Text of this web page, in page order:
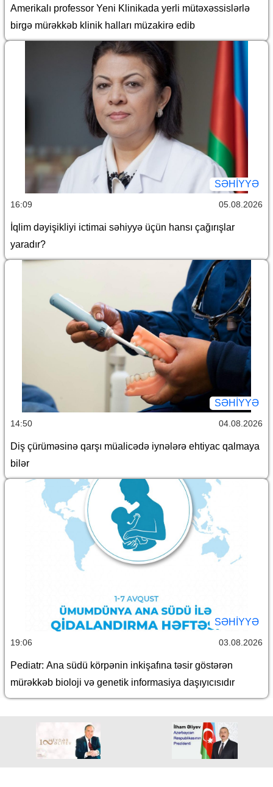
Amerikalı professor Yeni Klinikada yerli mütəxəssislərlə
birgə mürəkkəb klinik halları müzakirə edib
SƏHIYYƏ
16:09 05.08.2026
İqlim dəyişikliyi ictimai səhiyyə üçün hansı çağırışlar
yaradır?
SƏHIYYƏ
14:50 04.08.2026
Diş çürüməsinə qarşı müalicədə iynələrə ehtiyac qalmaya
bilər
SƏHIYYƏ
19:06 03.08.2026
Pediatr: Ana südü körpənin inkişafına təsir göstərən
mürəkkəb bioloji və genetik informasiya daşıyıcısıdır